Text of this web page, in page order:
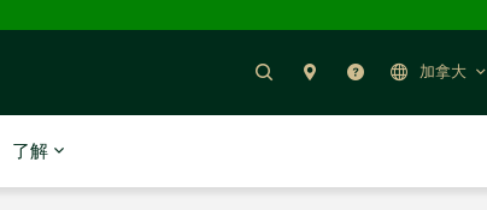
搜索 分行预约帮助 加拿大
了解